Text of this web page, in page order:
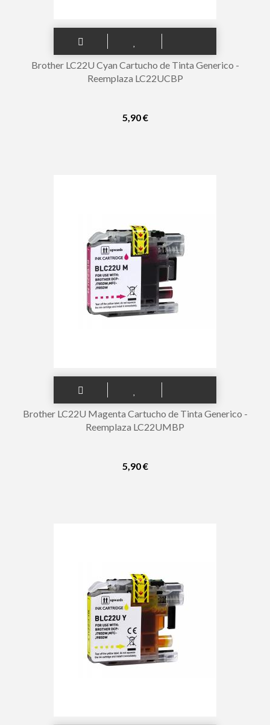
Brother LC22U Cyan Cartucho de Tinta Generico -
Reemplaza LC22UCBP
5,90 €
Brother LC22U Magenta Cartucho de Tinta Generico -
Reemplaza LC22UMBP
5,90 €